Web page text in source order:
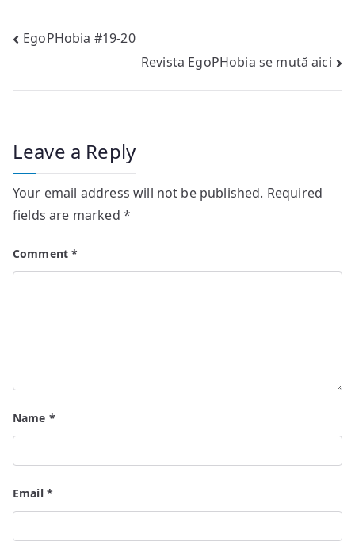
Post
EgoPHobia #19-20
Revista EgoPHobia se mută aici
Leave a Reply
Your email address will not be published. Required
fields are marked *
Comment*
Name *
Email *